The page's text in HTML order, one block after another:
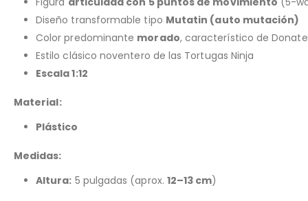
Diseño transformable tipo Mutatin (auto mutación)
Color predominante morado, característico de
Estilo clásico noventero de las Tortugas Ninja
Escala 1:12
Material:
Plástico
Medidas:
Altura: 5 pulgadas (aprox. 12–13 cm)